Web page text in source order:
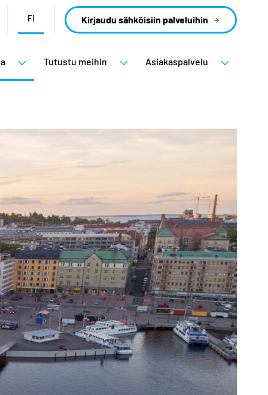
FI Kirjaudu sähköisiin palveluihin
Tutustu meihin Asiakaspalvelu